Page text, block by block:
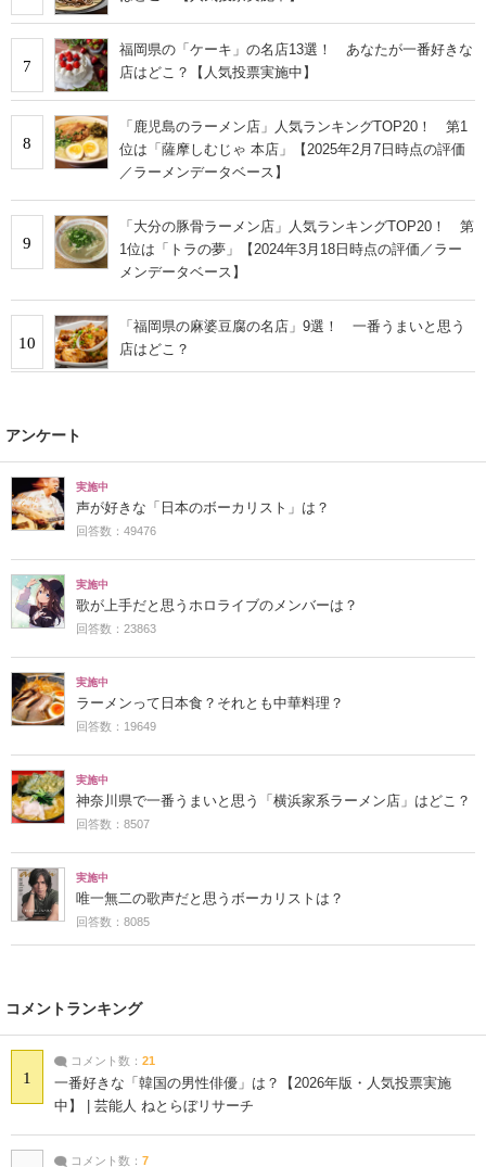
7
福岡県の「ケーキ」の名店13選！ あなたが一番好きな
店はどこ？【人気投票実施中】
8
「鹿児島のラーメン店」人気ランキングTOP20！ 第1
位は「薩摩しむじゃ 本店」【2025年2月7日時点の評価
／ラーメンデータベース】
9
「大分の豚骨ラーメン店」人気ランキングTOP20！ 第
1位は「トラの夢」【2024年3月18日時点の評価／ラー
メンデータベース】
10
「福岡県の麻婆豆腐の名店」9選！ 一番うまいと思う
店はどこ？
アンケート
実施中
声が好きな「日本のボーカリスト」は？
回答数：49476
実施中
歌が上手だと思うホロライブのメンバーは？
回答数：23863
実施中
ラーメンって日本食？それとも中華料理？
回答数：19649
実施中
神奈川県で一番うまいと思う「横浜家系ラーメン店」はどこ？
回答数：8507
実施中
唯一無二の歌声だと思うボーカリストは？
回答数：8085
コメントランキング
1
コメント数： 21
一番好きな「韓国の男性俳優」は？【2026年版・人気投票実施
中】 | 芸能人 ねとらぼリサーチ
コメント数： 7